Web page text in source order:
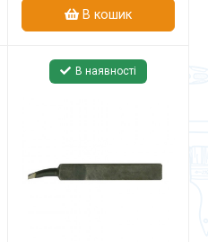
В кошик
В наявності